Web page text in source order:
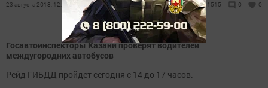
23 августа 2018, 12:00 1515 0 0
Госавтоинспекторы Казани проверят водителей
междугородних автобусов
Рейд ГИБДД пройдет сегодня с 14 до 17 часов.